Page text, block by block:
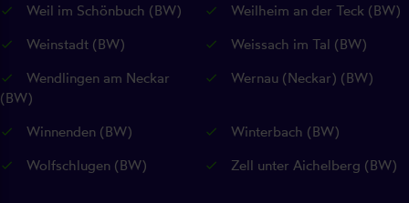
Weil im Schönbuch (BW)
Weilheim an der Teck (BW)
Weinstadt (BW)
Weissach im Tal (BW)
Wendlingen am Neckar
(BW)
Wernau (Neckar) (BW)
Winnenden (BW)
Winterbach (BW)
Wolfschlugen (BW)
Zell unter Aichelberg (BW)